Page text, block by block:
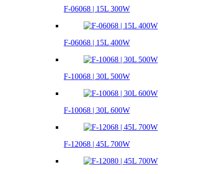
F-06068 | 15L 300W
F-06068 | 15L 400W
F-10068 | 30L 500W
F-10068 | 30L 600W
F-12068 | 45L 700W